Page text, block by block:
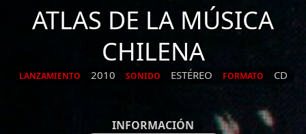
ATLAS DE LA MÚSICA
CHILENA
LANZAMIENTO 2010 SONIDO ESTÉREO FORMATO CD
INFORMACIÓN